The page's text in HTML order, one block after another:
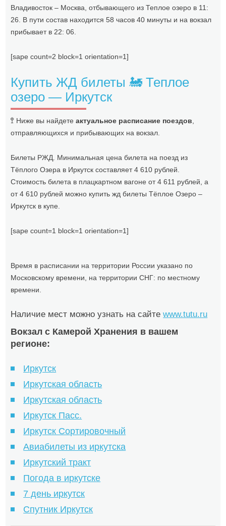
Владивосток – Москва, отбывающего из Теплое озеро в 11:
26. В пути состав находится 58 часов 40 минуты и на вокзал
прибывает в 22: 06.
[sape count=2 block=1 orientation=1]
Купить ЖД билеты 🚂 Теплое
озеро — Иркутск
🚏 Ниже вы найдетеактуальное расписание поездов
отправляющихся и прибывающих на вокзал.
Билеты РЖД. Минимальная цена билета на поезд из
Тёплого Озера в Иркутск составляет 4 610 рублей.
Стоимость билета в плацкартном вагоне от 4 611 рублей, а
от 4 610 рублей можно купить жд билеты Тёплое Озеро –
Иркутск в купе.
[sape count=1 block=1 orientation=1]
Время в расписании на территории России указано по
Московскому времени, на территории СНГ: по местному
времени.
Наличие мест можно узнать на сайтеwww.tutu.ru
Вокзал с Камерой Хранения в вашем
регионе:
Иркутск
Иркутская область
Иркутская область
Иркутск Пасс.
Иркутск Сортировочный
Авиабилеты из иркутска
Иркутский тракт
Погода в иркутске
7 день иркутск
Спутник Иркутск